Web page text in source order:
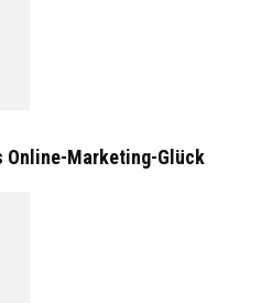
Online-Marketing-Glück